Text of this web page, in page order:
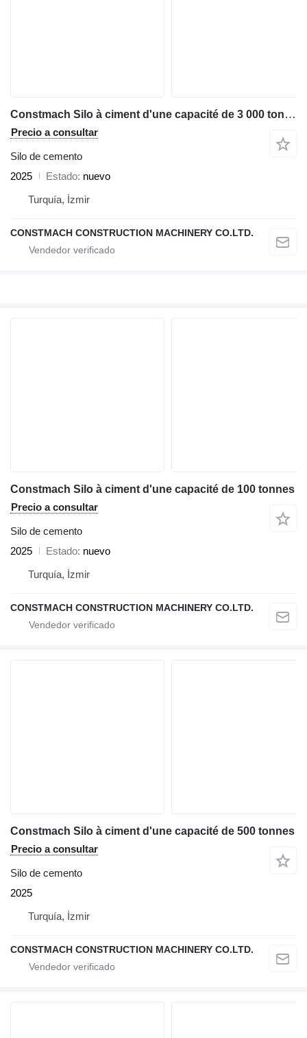
Constmach Silo à ciment d'une capacité de 3 000 tonnes
Precio a consultar
Silo de cemento
2025
Estado nuevo
Turquía, İzmir
CONSTMACH CONSTRUCTION MACHINERY CO.LTD.
Constmach Silo à ciment d'une capacité de 100 tonnes
Precio a consultar
Silo de cemento
2025
Estado nuevo
Turquía, İzmir
CONSTMACH CONSTRUCTION MACHINERY CO.LTD.
Constmach Silo à ciment d'une capacité de 500 tonnes
Precio a consultar
Silo de cemento
2025
Turquía, İzmir
CONSTMACH CONSTRUCTION MACHINERY CO.LTD.